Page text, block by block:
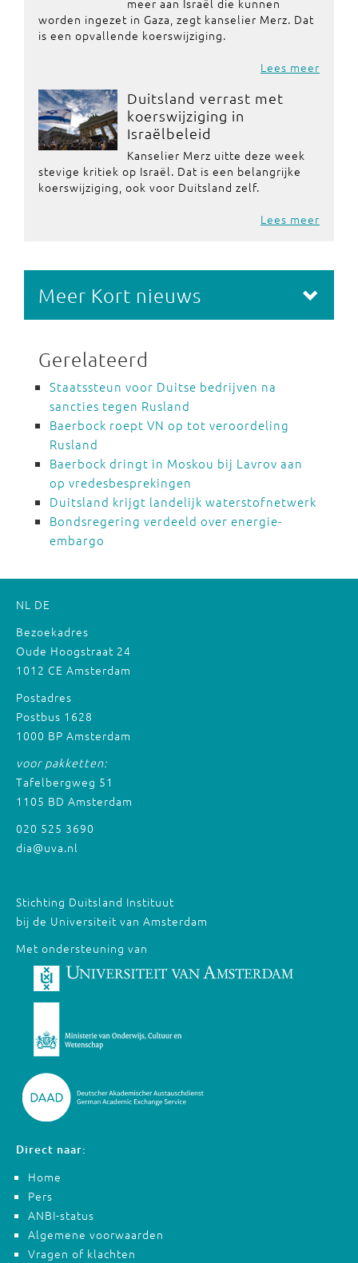
meer aan Israël die kunnen
worden ingezet in Gaza, zegt kanselier Merz. Dat
is een opvallende koerswijziging.
Lees meer
Duitsland verrast met
koerswijziging in
Israëlbeleid
Kanselier Merz uitte deze week
stevige kritiek op Israël. Dat is een belangrijke
koerswijziging, ook voor Duitsland zelf.
Lees meer
Meer Kort nieuws
Gerelateerd
Staatssteun voor Duitse bedrijven na
sancties tegen Rusland
Baerbock roept VN op tot veroordeling
Rusland
Baerbock dringt in Moskou bij Lavrov aan
op vredesbesprekingen
Duitsland krijgt landelijk waterstofnetwerk
Bondsregering verdeeld over energie-
embargo
NL DE
Bezoekadres
Oude Hoogstraat 24
1012 CE Amsterdam
Postadres
Postbus 1628
1000 BP Amsterdam
voor pakketten:
Tafelbergweg 51
1105 BD Amsterdam
020 525 3690
dia@uva.nl
Stichting Duitsland Instituut
bij de Universiteit van Amsterdam
Met ondersteuning van
Direct naar:
Home
Pers
ANBI-status
Algemene voorwaarden
Vragen of klachten